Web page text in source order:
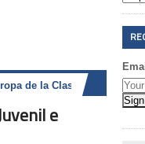
de Vela Conde de Godó OOA
e